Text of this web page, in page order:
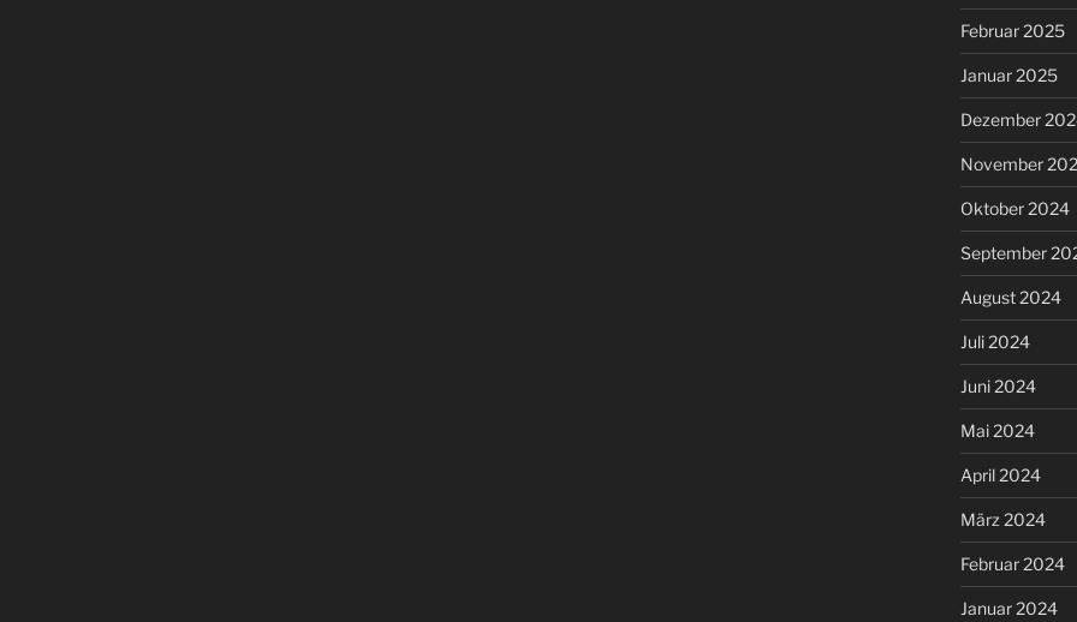
Februar 2025
Januar 2025
Dezember
November
Oktober 2024
September
August 2024
Juli 2024
Juni 2024
Mai 2024
April 2024
März 2024
Februar 2024
Januar 2024